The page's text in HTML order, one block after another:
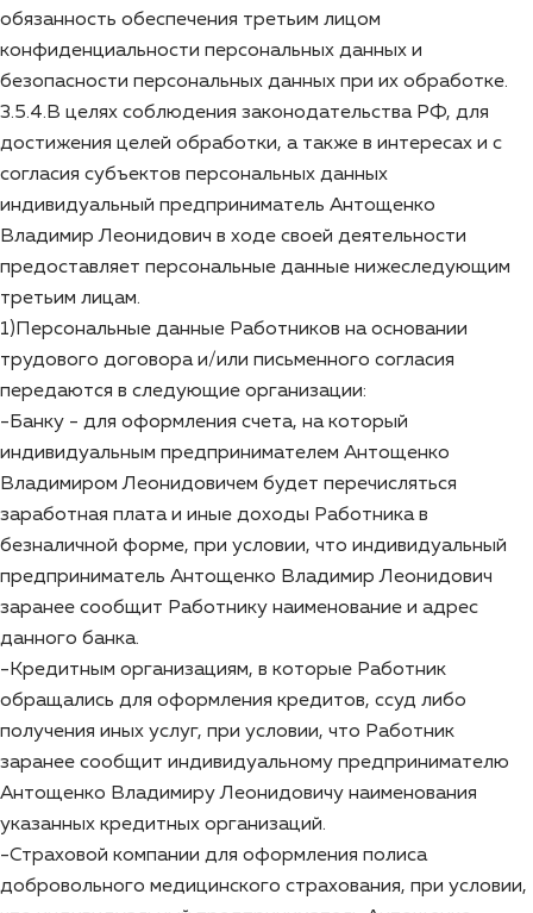
обязанность обеспечения третьим лицом
конфиденциальности персональных данных и
безопасности персональных данных при их обработке.
3.5.4.В целях соблюдения законодательства РФ, для
достижения целей обработки, а также в интересах и с
согласия субъектов персональных данных
индивидуальный предприниматель Антощенко
Владимир Леонидович в ходе своей деятельности
предоставляет персональные данные нижеследующим
третьим лицам.
1)Персональные данные Работников на основании
трудового договора и/или письменного согласия
передаются в следующие организации:
-Банку - для оформления счета, на который
индивидуальным предпринимателем Антощенко
Владимиром Леонидовичем будет перечисляться
заработная плата и иные доходы Работника в
безналичной форме, при условии, что индивидуальный
предприниматель Антощенко Владимир Леонидович
заранее сообщит Работнику наименование и адрес
данного банка.
-Кредитным организациям, в которые Работник
обращались для оформления кредитов, ссуд либо
получения иных услуг, при условии, что Работник
заранее сообщит индивидуальному предпринимателю
Антощенко Владимиру Леонидовичу наименования
указанных кредитных организаций.
-Страховой компании для оформления полиса
добровольного медицинского страхования, при условии,